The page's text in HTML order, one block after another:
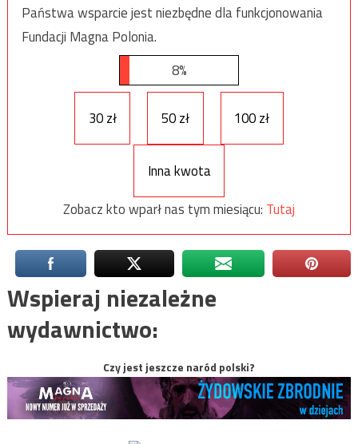
Państwa wsparcie jest niezbędne dla funkcjonowania
Fundacji Magna Polonia.
8%
30 zł 50 zł 100 zł
Inna kwota
Zobacz kto wparł nas tym miesiącu: Tutaj
Wspieraj niezależne
wydawnictwo:
Czy jest jeszcze naród polski?